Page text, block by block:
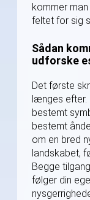
kommer
feltet for sig
Sådan
udforske
Det første
længes efter.
bestemt
bestemt
om en bred
landskabet,
Begge
følger din